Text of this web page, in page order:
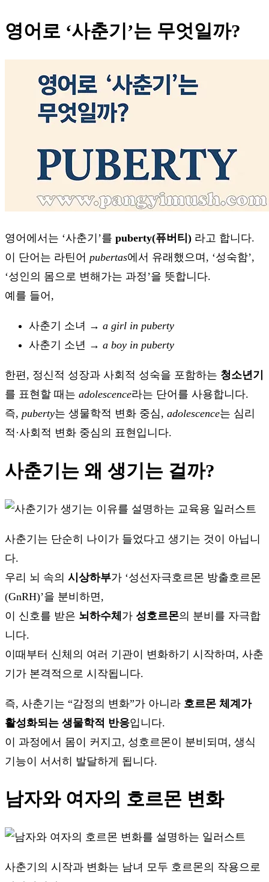
영어로 ‘사춘기’는 무엇일까?
영어에서는 ‘사춘기’를 puberty(퓨버티) 라고 합니다.
이 단어는 라틴어 pubertas에서 유래했으며, ‘성숙함’,
‘성인의 몸으로 변해가는 과정’을 뜻합니다.
예를 들어,
사춘기 소녀 → a girl in puberty
사춘기 소년 → a boy in puberty
한편, 정신적 성장과 사회적 성숙을 포함하는 청소년기
를 표현할 때는 adolescence라는 단어를 사용합니다.
즉, puberty는 생물학적 변화 중심, adolescence는 심리
적·사회적 변화 중심의 표현입니다.
사춘기는 왜 생기는 걸까?
사춘기는 단순히 나이가 들었다고 생기는 것이 아닙니
다.
우리 뇌 속의 시상하부가 ‘성선자극호르몬 방출호르몬
(GnRH)’을 분비하면,
이 신호를 받은 뇌하수체 가 성호르몬의 분비를 자극합
니다.
이때부터 신체의 여러 기관이 변화하기 시작하며, 사춘
기가 본격적으로 시작됩니다.
즉, 사춘기는 “감정의 변화”가 아니라 호르몬 체계가
활성화되는 생물학적 반응입니다.
이 과정에서 몸이 커지고, 성호르몬이 분비되며, 생식
기능이 서서히 발달하게 됩니다.
남자와 여자의 호르몬 변화
사춘기의 시작과 변화는 남녀 모두 호르몬의 작용으로